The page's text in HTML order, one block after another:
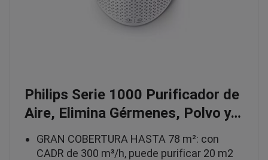
Philips Serie 1000 Purificador de
Aire, Elimina Gérmenes, Polvo y…
GRAN COBERTURA HASTA 78 m²: con
CADR de 300 m³/h, puede purificar 20 m2